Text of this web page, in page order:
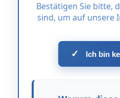
Bestätigen Sie bitte,
sind, um auf unsere
✓ Ich bin